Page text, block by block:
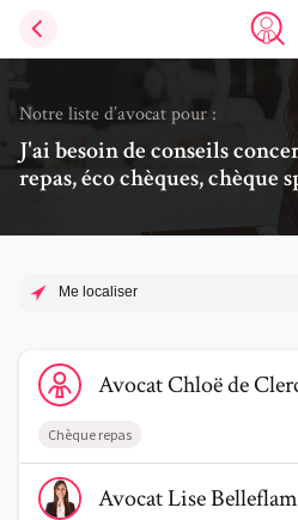
Notre liste d’avocat pour :
J'ai besoin de conseils
repas, éco chèques, chèque
Me localiser
Voir le profil de AvocatChloë de
AvocatChloëde
Chèque repas
Voir le profil de AvocatLise
AvocatLise